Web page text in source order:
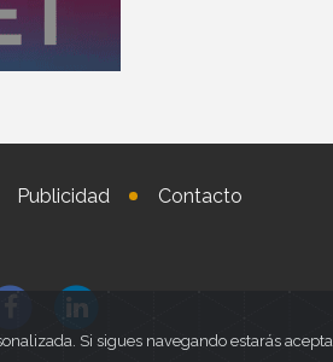
Publicidad Contacto
Si sigues navegando estarás